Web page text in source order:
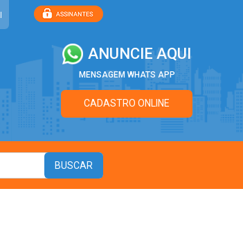
ANUNCIE AQUI
MENSAGEM WHATS APP
CADASTRO ONLINE